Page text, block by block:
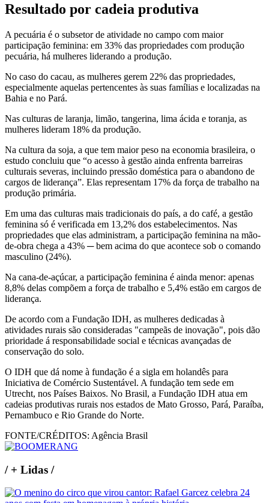
Resultado por cadeia produtiva
A pecuária é o subsetor de atividade no campo com maior
participação feminina: em 33% das propriedades com produção
pecuária, há mulheres liderando a produção.
No caso do cacau, as mulheres gerem 22% das propriedades,
especialmente aquelas pertencentes às suas famílias e localizadas na
Bahia e no Pará.
Nas culturas de laranja, limão, tangerina, lima ácida e toranja, as
mulheres lideram 18% da produção.
Na cultura da soja, a que tem maior peso na economia brasileira, o
estudo concluiu que “o acesso à gestão ainda enfrenta barreiras
culturais severas, incluindo pressão doméstica para o abandono de
cargos de liderança”. Elas representam 17% da força de trabalho na
produção primária.
Em uma das culturas mais tradicionais do país, a do café, a gestão
feminina só é verificada em 13,2% dos estabelecimentos. Nas
propriedades que elas administram, a participação feminina na mão-
de-obra chega a 43% ─ bem acima do que acontece sob o comando
masculino (24%).
Na cana-de-açúcar, a participação feminina é ainda menor: apenas
8,8% delas compõem a força de trabalho e 5,4% estão em cargos de
liderança.
De acordo com a Fundação IDH, as mulheres dedicadas à
atividades rurais são consideradas "campeãs de inovação", pois dão
prioridade á responsabilidade social e técnicas avançadas de
conservação do solo.
O IDH que dá nome à fundação é a sigla em holandês para
Iniciativa de Comércio Sustentável. A fundação tem sede em
Utrecht, nos Países Baixos. No Brasil, a Fundação IDH atua em
cadeias produtivas rurais nos estados de Mato Grosso, Pará, Paraíba,
Pernambuco e Rio Grande do Norte.
FONTE/CRÉDITOS: Agência Brasil
/+ Lidas /